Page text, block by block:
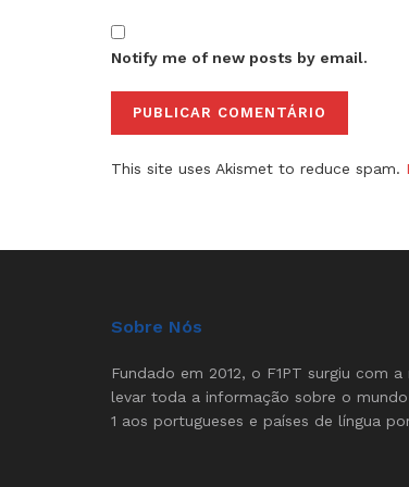
Notify me of new posts by email.
This site uses Akismet to reduce spam.
Sobre Nós
Fundado em 2012, o F1PT surgiu com a
levar toda a informação sobre o
1 aos portugueses e países de língua